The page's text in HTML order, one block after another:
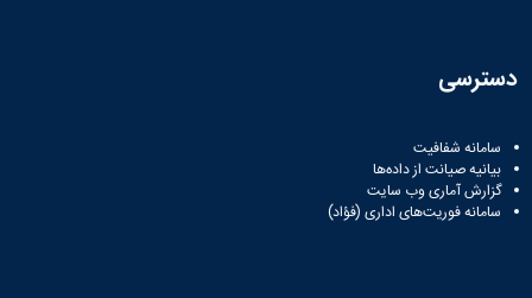
دسترسی
سامانه شفافیت
بیانیه صیانت از داده‌ها
گزارش آماری وب‌ سایت
سامانه فوریت‌های اداری (فؤاد)